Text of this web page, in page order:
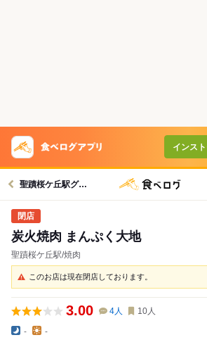
インス
聖蹟桜ケ丘駅グルメへ
炭火焼肉 まんぷく大地
聖蹟桜ケ丘駅/焼肉
このお店は現在閉店しております。
3.00 4人 10人
- -